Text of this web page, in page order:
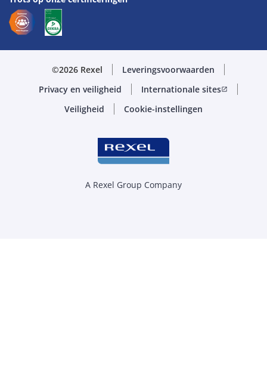
©2026 Rexel
Leveringsvoorwaarden
Privacy en veiligheid
Internationale sitesopen_in_new
Veiligheid Cookie-instellingen
A Rexel Group Company